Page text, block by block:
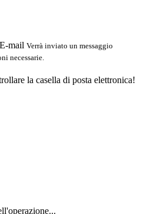
E-mail Verrà inviato un messaggio
necessarie.
la casella di posta elettronica!